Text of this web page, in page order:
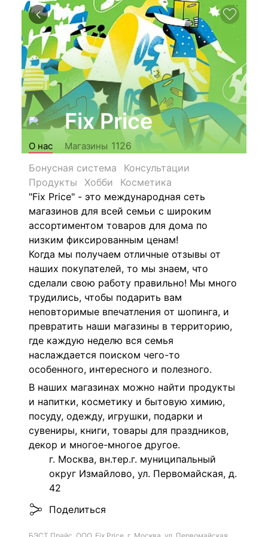
Fix Price
О нас Магазины 1126
Бонусная система
Консультации
Продукты
Хобби
Косметика
"Fix Price" - это международная сеть
магазинов для всей семьи с широким
ассортиментом товаров для дома по
низким фиксированным ценам!
Когда мы получаем отличные отзывы от
наших покупателей, то мы знаем, что
сделали свою работу правильно! Мы много
трудились, чтобы подарить вам
неповторимые впечатления от шопинга, и
превратить наши магазины в территорию,
где каждую неделю вся семья
наслаждается поиском чего-то
особенного, интересного и полезного.
В наших магазинах можно найти продукты
и напитки, косметику и бытовую химию,
посуду, одежду, игрушки, подарки и
сувениры, книги, товары для праздников,
декор и многое-многое другое.
г. Москва, вн.тер.г. муниципальный
округ Измайлово, ул. Первомайская, д.
42
Поделиться